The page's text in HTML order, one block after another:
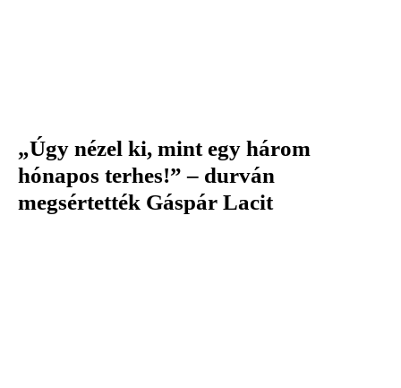
„Úgy nézel ki, mint egy három
hónapos terhes!” – durván
megsértették Gáspár Lacit